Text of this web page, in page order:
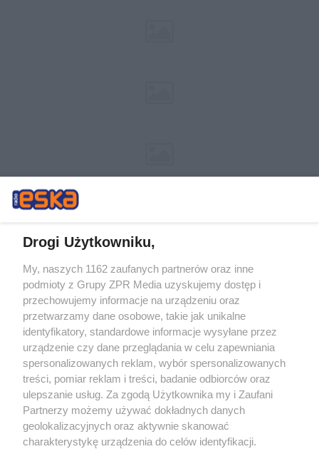
Żaden utwór zamieszczony w serwisie nie może być powielany i
rozpowszechniany lub dalej rozpowszechniany w jakikolwiek sposób (w
tym także elektroniczny lub mechaniczny) na jakimkolwiek polu
eksploatacji w jakiejkolwiek formie, włącznie z umieszczaniem w
Internecie bez pisemnej zgody właściciela praw. Jakiekolwiek użycie lub
wykorzystanie utworów w całości lub w części z naruszeniem prawa,
tzn. bez właściwej zgody, jest zabronione pod groźbą kary i może być
ścigane prawnie.
Drogi Użytkowniku,
My, naszych 1162 zaufanych partnerów oraz inne
podmioty z Grupy ZPR Media uzyskujemy dostęp i
przechowujemy informacje na urządzeniu oraz
przetwarzamy dane osobowe, takie jak unikalne
identyfikatory, standardowe informacje wysyłane przez
urządzenie czy dane przeglądania w celu zapewniania
spersonalizowanych reklam, wybór spersonalizowanych
treści, pomiar reklam i treści, badanie odbiorców oraz
ulepszanie usług. Za zgodą Użytkownika my i Zaufani
Partnerzy możemy używać dokładnych danych
geolokalizacyjnych oraz aktywnie skanować
charakterystykę urządzenia do celów identyfikacji.